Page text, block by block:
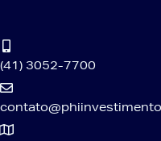
(41) 3052-7700